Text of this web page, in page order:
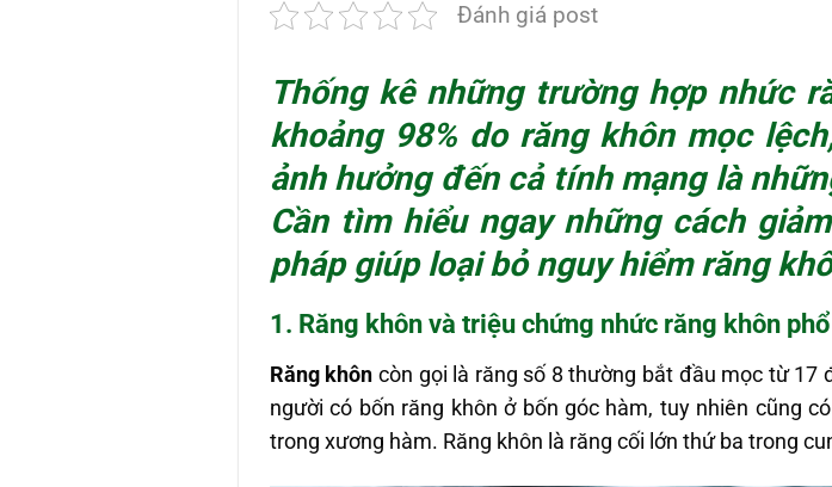
Đánh giá post
Thống kê những trường hợp nhức
khoảng 98% do răng khôn mọc lệch
ảnh hưởng đến cả tính mạng là
Cần tìm hiểu ngay những cách
pháp giúp loại bỏ nguy hiểm răng
1. Răng khôn và triệu chứng nhức răng khôn
Răng khôn còn gọi là răng số 8 thường bắt đầu mọc từ 17
người có bốn răng khôn ở bốn góc hàm, tuy nhiên cũng
trong xương hàm. Răng khôn là răng cối lớn thứ ba trong